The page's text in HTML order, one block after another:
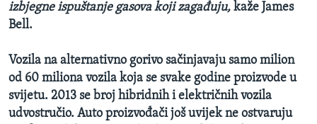
izbjegne ispuštanje gasova koji zagađuju, kaže James
Bell.
Vozila na alternativno gorivo sačinjavaju samo milion
od 60 miliona vozila koja se svake godine proizvode u
svijetu. 2013 se broj hibridnih i električnih vozila
udvostručio. Auto proizvođači još uvijek ne ostvaruju